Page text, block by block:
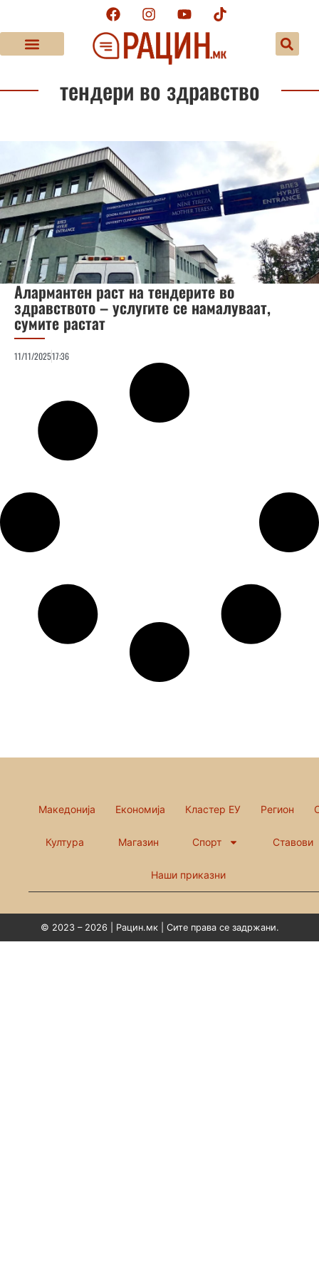
тендери во здравство
Алармантен раст на тендерите во
здравството – услугите се намалуваат,
сумите растат
11/11/202517:36
Македонија Економија Кластер ЕУ Регион
Култура Магазин Спорт Ставови
Наши приказни
© 2023 – 2026 | Рацин.мк | Сите права се задржани.